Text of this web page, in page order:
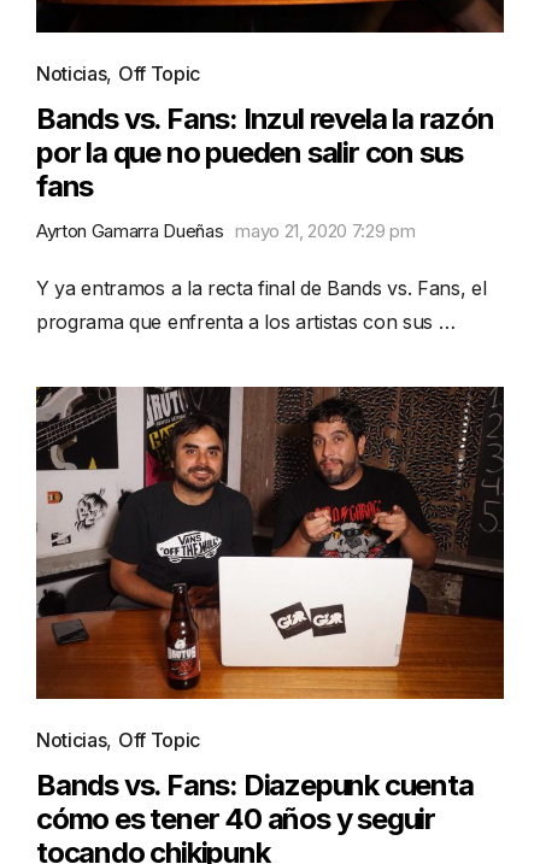
Noticias, Off Topic
Bands vs. Fans: Inzul revela la razón
por la que no pueden salir con sus
fans
Ayrton Gamarra Dueñas mayo 21, 2020 7:29 pm
Y ya entramos a la recta final de Bands vs. Fans, el
programa que enfrenta a los artistas con sus …
Noticias, Off Topic
Bands vs. Fans: Diazepunk cuenta
cómo es tener 40 años y seguir
tocando chikipunk